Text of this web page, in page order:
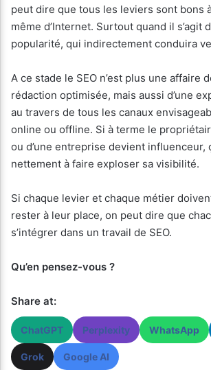
peut dire que tous les leviers sont bons
même d’Internet. Surtout quand il s’agit
popularité, qui indirectement conduira
A ce stade le SEO n’est plus une affaire
rédaction optimisée, mais aussi d’une
au travers de tous les canaux
online ou offline. Si à terme le
ou d’une entreprise devient influenceur,
nettement à faire exploser sa visibilité.
Si chaque levier et chaque métier
rester à leur place, on peut dire que
s’intégrer dans un travail de SEO.
Qu’en pensez-vous ?
Share at:
ChatGPT Perplexity WhatsApp
Grok Google AI